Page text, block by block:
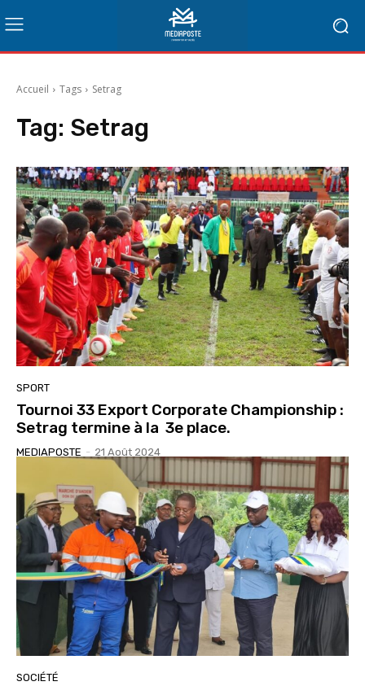
Accueil Tags Setrag
Tag: Setrag
SPORT
Tournoi 33 Export Corporate Championship :
Setrag termine à la 3e place.
MEDIAPOSTE - 21 Août 2024
SOCIÉTÉ